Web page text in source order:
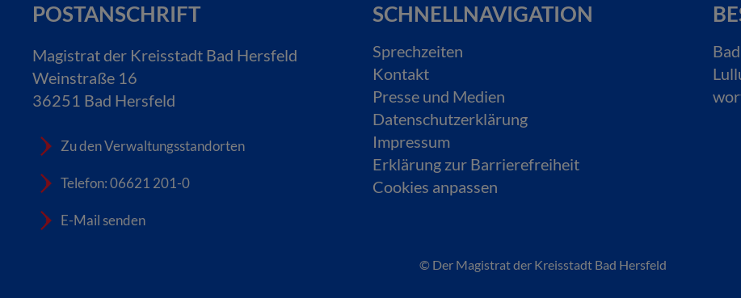
POSTANSCHRIFT
Magistrat der Kreisstadt Bad Hersfeld
Weinstraße 16
36251 Bad Hersfeld
Zu den Verwaltungsstandorten
Telefon: 06621 201-0
E-Mail senden
SCHNELLNAVIGATION
Sprechzeiten
Kontakt
Presse und Medien
Datenschutzerklärung
Impressum
Erklärung zur Barrierefreiheit
Cookies anpassen
© Der Magistrat der Kreisstadt Bad Hersfeld